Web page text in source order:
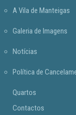
A Vila de Manteigas
Galeria de Imagens
Notícias
Política de
Quartos
Contactos